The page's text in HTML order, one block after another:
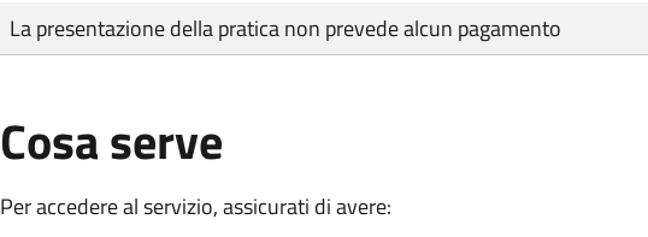
Tipo di pagamento
Importo
La presentazione della pratica non prevede alcun pagamento
Cosa serve
Per accedere al servizio, assicurati di avere: